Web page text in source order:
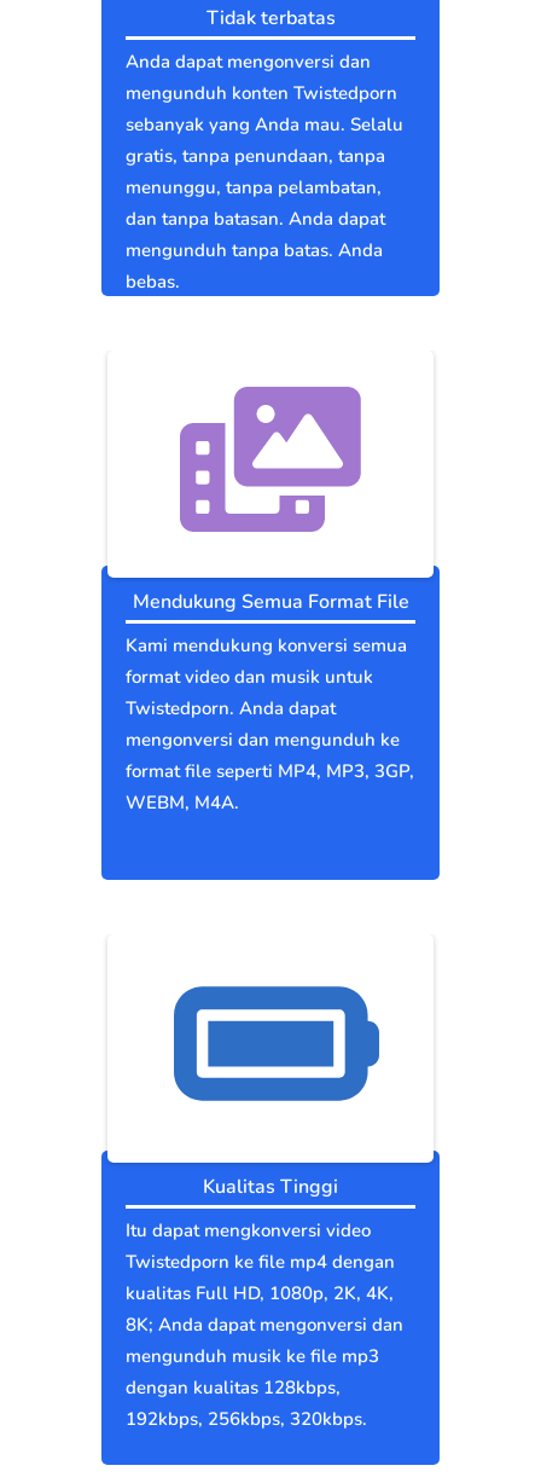
Tidak terbatas
Anda dapat mengonversi dan
mengunduh konten Twistedporn
sebanyak yang Anda mau. Selalu
gratis, tanpa penundaan, tanpa
menunggu, tanpa pelambatan,
dan tanpa batasan. Anda dapat
mengunduh tanpa batas. Anda
bebas.
Mendukung Semua Format File
Kami mendukung konversi semua
format video dan musik untuk
Twistedporn. Anda dapat
mengonversi dan mengunduh ke
format file seperti MP4, MP3, 3GP,
WEBM, M4A.
Kualitas Tinggi
Itu dapat mengkonversi video
Twistedporn ke file mp4 dengan
kualitas Full HD, 1080p, 2K, 4K,
8K; Anda dapat mengonversi dan
mengunduh musik ke file mp3
dengan kualitas 128kbps,
192kbps, 256kbps, 320kbps.